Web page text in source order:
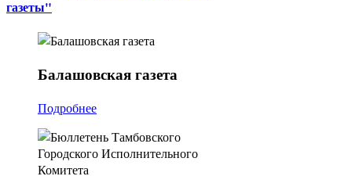
газеты"
Балашовскаягазета
Подробнее